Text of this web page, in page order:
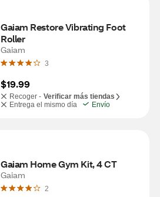
Gaiam Restore Vibrating Foot
Roller
Gaiam
3
$19.99
Recoger - Verificar más tiendas
Entrega el mismo día
Envío
Gaiam Home Gym Kit, 4 CT
Gaiam
2